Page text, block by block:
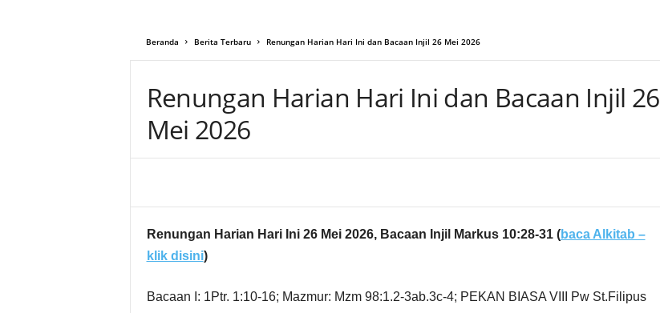
Beranda Berita Terbaru Renungan Harian Hari Ini dan Bacaan Injil 26 Mei 2026
Renungan Harian Hari Ini dan Bacaan Injil 26
Mei 2026
Renungan Harian Hari Ini 26 Mei 2026, Bacaan Injil Markus 10:28-31 (baca Alkitab –
klik disini)
Bacaan I: 1Ptr. 1:10-16; Mazmur: Mzm 98:1.2-3ab.3c-4; PEKAN BIASA VIII Pw St.Filipus